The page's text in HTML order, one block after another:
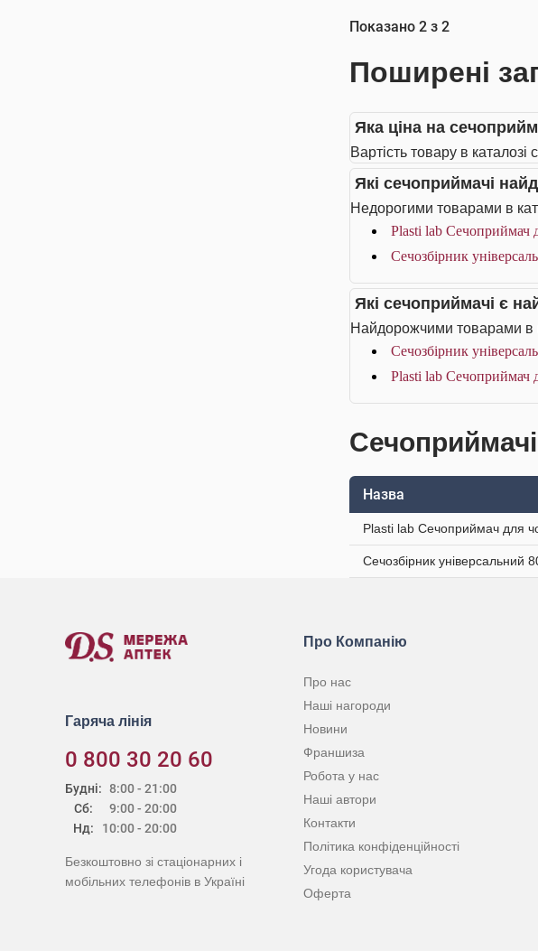
Показано 2 з 2
Поширені
Яка ціна на
Вартість товару в
Які сечоприймачі
Недорогими товарами в
Plasti lab Сечоприймач
Сечозбірник
Які сечоприймачі є
Найдорожчими товарами в
Сечозбірник
Plasti lab Сечоприймач
Сечоприймачі
Назва
Plasti lab Сечоприймач для
Сечозбірник універсальний
Гаряча лінія
0 800 30 20 60
Будні:
Сб:
Нд:
8:00 - 21:00
9:00 - 20:00
10:00 - 20:00
Безкоштовно зі стаціонарних і
мобільних телефонів в Україні
Про Компанію
Про нас
Наші нагороди
Новини
Франшиза
Робота у нас
Наші автори
Контакти
Політика конфіденційності
Угода користувача
Оферта